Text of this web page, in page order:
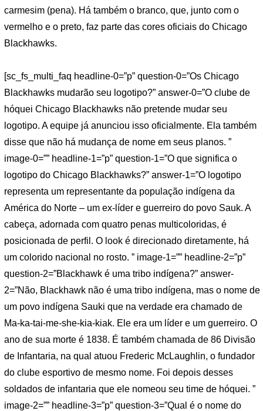
carmesim (pena). Há também o branco, que, junto com o
vermelho e o preto, faz parte das cores oficiais do Chicago
Blackhawks.
[sc_fs_multi_faq headline-0=”p” question-0=”Os Chicago
Blackhawks mudarão seu logotipo?” answer-0=”O clube de
hóquei Chicago Blackhawks não pretende mudar seu
logotipo. A equipe já anunciou isso oficialmente. Ela também
disse que não há mudança de nome em seus planos. ”
image-0=”” headline-1=”p” question-1=”O que significa o
logotipo do Chicago Blackhawks?” answer-1=”O logotipo
representa um representante da população indígena da
América do Norte – um ex-líder e guerreiro do povo Sauk. A
cabeça, adornada com quatro penas multicoloridas, é
posicionada de perfil. O look é direcionado diretamente, há
um colorido nacional no rosto. ” image-1=”” headline-2=”p”
question-2=”Blackhawk é uma tribo indígena?” answer-
2=”Não, Blackhawk não é uma tribo indígena, mas o nome de
um povo indígena Sauki que na verdade era chamado de
Ma-ka-tai-me-she-kia-kiak. Ele era um líder e um guerreiro. O
ano de sua morte é 1838. É também chamada de 86 Divisão
de Infantaria, na qual atuou Frederic McLaughlin, o fundador
do clube esportivo de mesmo nome. Foi depois desses
soldados de infantaria que ele nomeou seu time de hóquei. ”
image-2=”” headline-3=”p” question-3=”Qual é o nome do